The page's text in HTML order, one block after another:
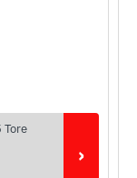
Tore
›